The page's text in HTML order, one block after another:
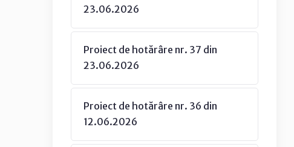
23.06.2026
Proiect de hotărâre nr. 37 din
23.06.2026
Proiect de hotărâre nr. 36 din
12.06.2026